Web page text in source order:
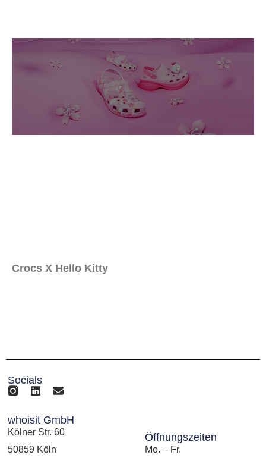
Crocs X Hello Kitty
whoisit GmbH
Kölner Str. 60
50859 Köln
Öffnungszeiten
Mo. – Fr.
Socials